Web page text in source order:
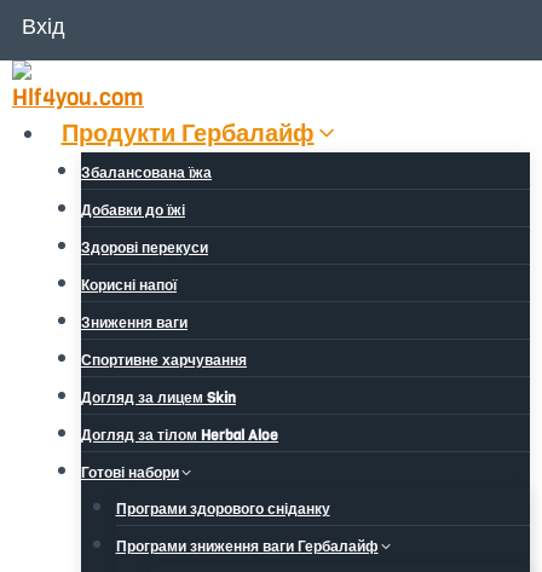
Перейти
до
вмісту
Вхід
Продукти Гербалайф
Збалансована їжа
Добавки до їжі
Здорові перекуси
Корисні напої
Зниження ваги
Спортивне харчування
Догляд за лицем Skin
Догляд за тілом Herbal Aloe
Готові набори
Програми здорового сніданку
Програми зниження ваги Гербалайф